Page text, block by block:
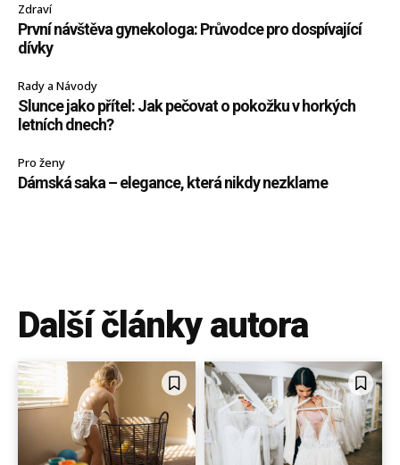
Zdraví
První návštěva gynekologa: Průvodce pro dospívající
dívky
Rady a Návody
Slunce jako přítel: Jak pečovat o pokožku v horkých
letních dnech?
Pro ženy
Dámská saka – elegance, která nikdy nezklame
Další články autora